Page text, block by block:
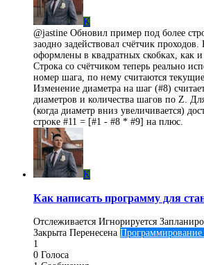
K
@jastine Обновил пример под более
заодно задействовал счётчик
оформлены в квадратных скобках, как
Строка со счётчиком теперь реально
номер шага, по нему считаются
Изменение диаметра на шаг (#8)
диаметров и количества шагов по Z.
(когда диаметр вниз увеличивается)
строке #11 = [#1 - #8 * #9] на плюс.
K
Как написать программу для
Отслеживается Игнорируется
Закрыта Перенесена
1
0 Голоса